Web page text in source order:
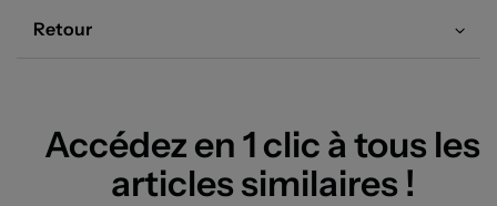
Retour
Accédez en 1 clic à tous les
articles similaires !